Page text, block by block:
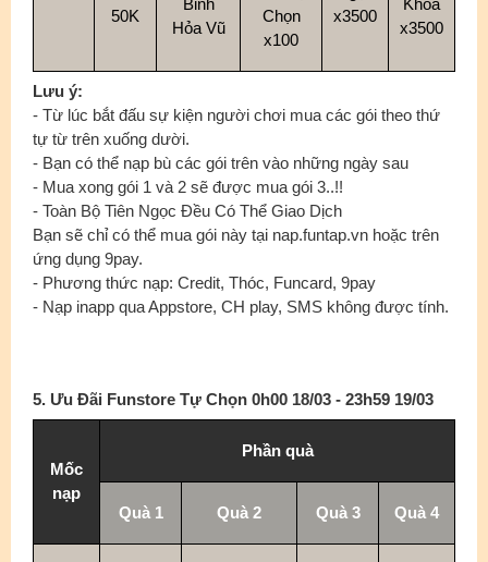
50K
Binh
Hỏa Vũ
Chọn
x100
x3500
Khóa
x3500
Lưu ý:
- Từ lúc bắt đấu sự kiện người chơi mua các gói theo thứ
tự từ trên xuống dười.
- Bạn có thể nạp bù các gói trên vào những ngày sau
- Mua xong gói 1 và 2 sẽ được mua gói 3..!!
- Toàn Bộ Tiên Ngọc Đều Có Thể Giao Dịch
Bạn sẽ chỉ có thể mua gói này tại nap.funtap.vn hoặc trên
ứng dụng 9pay.
- Phương thức nạp: Credit, Thóc, Funcard, 9pay
- Nạp inapp qua Appstore, CH play, SMS không được tính.
5. Ưu Đãi Funstore Tự Chọn 0h00 18/03 - 23h59 19/03
Mốc
nạp
Phần quà
Quà 1 Quà 2 Quà 3 Quà 4